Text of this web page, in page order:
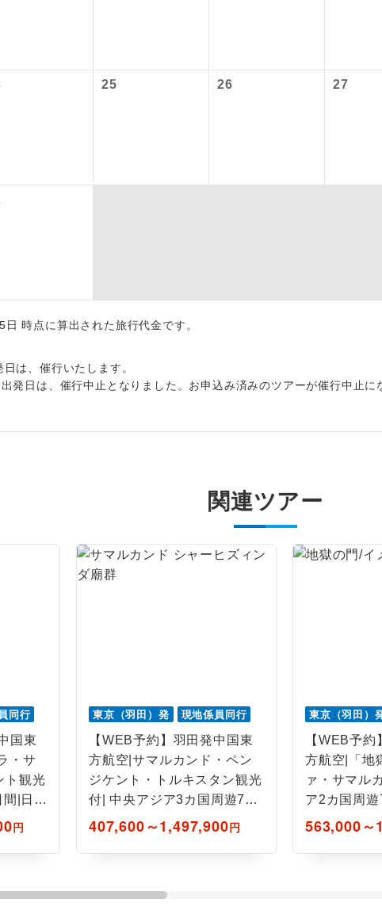
25 26 27
時点に算出された旅行代金です。
は、催行いたします。
発日は、催行中止となりました。お申込み済みのツアーが催行中止
関連ツアー
同行
国東
・サ
ト観光
|日本
円
東京（羽田）発 現地係員同行
【WEB予約】羽田発中国東
方航空|サマルカンド・ペン
ジケント・トルキスタン観光
付| 中央アジア3カ国周遊7日
間
407,600～1,497,900円
東京（羽田）
【WEB予
方航空|「地
ァ・サマル
ア2カ国周遊
563,000～
全食事付き
ん。（機内食を除く）
1名様1室同代金 1名様1室利用でも追加料金がかから
女性限定 女性限定でご参加いただけるコース